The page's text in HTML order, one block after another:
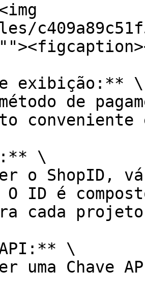
exibição:** \
de
\
o ShopID,
ID é
cada
API:** \
uma Chave